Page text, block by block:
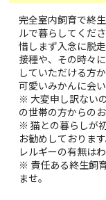
完全室内飼育で終
ルで暮らしてくだ
惜しまず入念に脱
接種や、その時々
していただける方
可愛いみかんに会
※ 大変申し訳ない
の世帯の方からの
※ 猫との暮らしが
お勧めしておりま
レルギーの有無は
※ 責任ある終生飼
ませ。